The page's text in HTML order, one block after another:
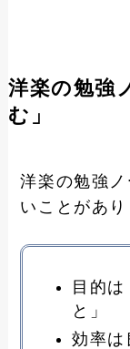
洋楽の勉強
む」
洋楽の勉強
いことがあり
目的
と」
効率は